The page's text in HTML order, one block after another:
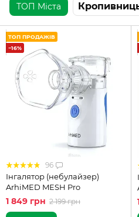
ТОП Міста
ТОП ПРОДАЖІВ
−16%
96
Інгалятор (небулайзер)
ArhiMED MESH Pro
1 849 грн 2 199 грн